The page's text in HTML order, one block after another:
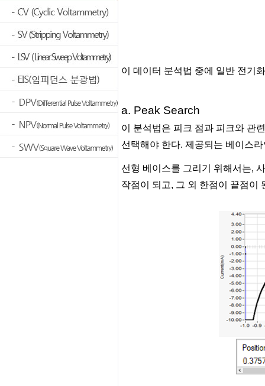
이 데이터 분석법 중에 일반 전기
a. Peak Search
이 분석법은 피크 점과 피크와 관
선택해야 한다. 제공되는 베이스
선형 베이스를 그리기 위해서는,
작점이 되고, 그 외 한점이 끝점이